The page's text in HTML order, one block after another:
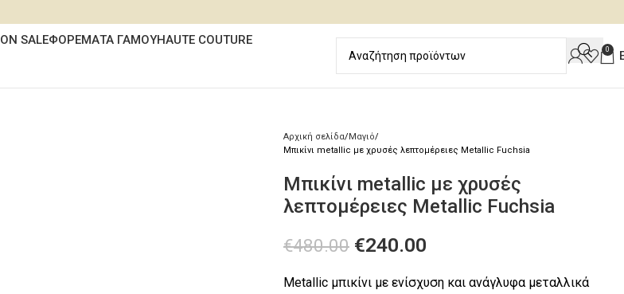
ON SALEΦΟΡΕΜΑΤΑ ΓΑΜΟΥHAUTE COUTURE
0
Αρχική σελίδα Μαγιό
Μπικίνι metallic με χρυσές λεπτομέρειες Metallic Fuchsia
Μπικίνι metallic με χρυσές
λεπτομέρειες Metallic Fuchsia
€480.00 €240.00
Metallic μπικίνι με ενίσχυση και ανάγλυφα μεταλλικά